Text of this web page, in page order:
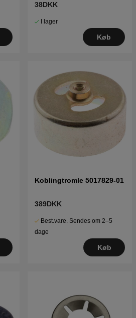
38DKK
I lager
Køb
Koblingtromle 5017829-01
389DKK
Best.vare. Sendes om 2–5
dage
Køb